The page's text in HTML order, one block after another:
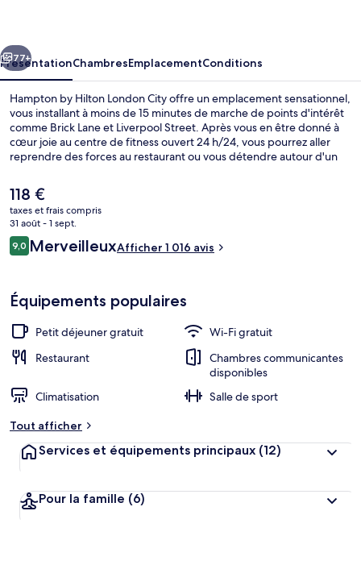
City
Suivant
77+
PrésentationChambresEmplacementConditions
Hampton by Hilton London City offre un emplacement sensationnel,
vous installant à moins de 15 minutes de marche de points d'intérêt
comme Brick Lane et Liverpool Street. Après vous en être donné à
cœur joie au centre de fitness ouvert 24 h/24, vous pourrez aller
reprendre des forces au restaurant ou vous détendre autour d'un
aussi des sites comme Tour de Londres et Tower Bridge. Les autres
voyageurs adorent le personnel attentionné et le petit déjeuner. Les
transports publics sont rapidement accessibles à pied : Station de
métro Aldgate East se situe à quelques pas et Station de métro
Aldgate, à 6 min de marche à peine.
Le
prix
actuel
est
de
118 €
taxes et frais compris
31 août - 1 sept.
Avis
voyageurs
9,09,0 sur 10
MerveilleuxAfficher 1 016 avis
Équipements populaires
Petit déjeuner gratuit
Wi-Fi gratuit
Restaurant
Chambres communicantes
disponibles
Climatisation
Salle de sport
Tout afficher
Services et équipements principaux (12)
Pour la famille (6)